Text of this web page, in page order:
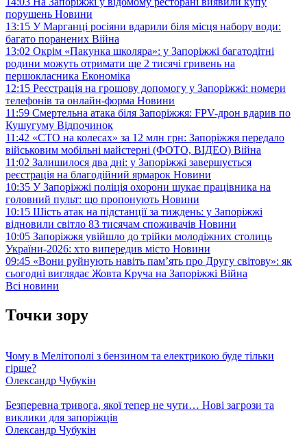
порушень Новини
13:15 У Марганці росіяни вдарили біля місця набору води:
багато поранених Війна
13:02 Окрім «Пакунка школяра»: у Запоріжжі багатодітні
родини можуть отримати ще 2 тисячі гривень на
першокласника Економіка
12:15 Реєстрація на грошову допомогу у Запоріжжі: номери
телефонів та онлайн-форма Новини
11:59 Смертельна атака біля Запоріжжя: FPV-дрон вдарив по
Кушугуму Відпочинок
11:42 «СТО на колесах» за 12 млн грн: Запоріжжя передало
військовим мобільні майстерні (ФОТО, ВІДЕО) Війна
11:02 Залишилося два дні: у Запоріжжі завершується
реєстрація на благодійний ярмарок Новини
10:35 У Запоріжжі поліція охорони шукає працівника на
головний пульт: що пропонують Новини
10:15 Шість атак на підстанції за тиждень: у Запоріжжі
відновили світло 83 тисячам споживачів Новини
10:05 Запоріжжя увійшло до трійки молодіжних столиць
України-2026: хто випередив місто Новини
09:45 «Вони руйнують навіть пам’ять про Другу світову»: як
сьогодні виглядає Жовта Круча на Запоріжжі Війна
Всі новини
Точки зору
Чому в Мелітополі з бензином та електрикою буде тільки
гірше?
Олександр Чубукін
Безперевна тривога, якої тепер не чути… Нові загрози та
виклики для запоріжців
Олександр Чубукін